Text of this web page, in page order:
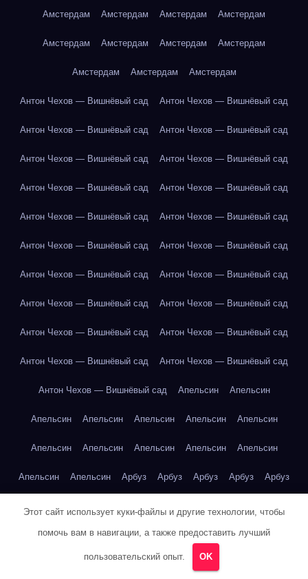
Амстердам Амстердам Амстердам Амстердам
Амстердам Амстердам Амстердам Амстердам
Амстердам Амстердам Амстердам
Антон Чехов — Вишнёвый сад Антон Чехов — Вишнёвый сад
Антон Чехов — Вишнёвый сад Антон Чехов — Вишнёвый сад
Антон Чехов — Вишнёвый сад Антон Чехов — Вишнёвый сад
Антон Чехов — Вишнёвый сад Антон Чехов — Вишнёвый сад
Антон Чехов — Вишнёвый сад Антон Чехов — Вишнёвый сад
Антон Чехов — Вишнёвый сад Антон Чехов — Вишнёвый сад
Антон Чехов — Вишнёвый сад Антон Чехов — Вишнёвый сад
Антон Чехов — Вишнёвый сад Антон Чехов — Вишнёвый сад
Антон Чехов — Вишнёвый сад Антон Чехов — Вишнёвый сад
Антон Чехов — Вишнёвый сад Антон Чехов — Вишнёвый сад
Антон Чехов — Вишнёвый сад Апельсин Апельсин
Апельсин Апельсин Апельсин Апельсин Апельсин
Апельсин Апельсин Апельсин Апельсин Апельсин
Апельсин Апельсин Арбуз Арбуз Арбуз Арбуз Арбуз
Арбуз
Артур Конан Дойл — Собака Баскервилей Банан Банан
Этот сайт использует куки-файлы и другие технологии, чтобы
помочь вам в навигации, а также предоставить лучший
пользовательский опыт. OK